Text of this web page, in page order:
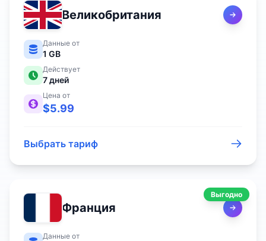
Великобритания
Данные от
1 GB
Действует
7дней
Цена от
$5.99
Выбрать тариф
Выгодно
Франция
Данные от